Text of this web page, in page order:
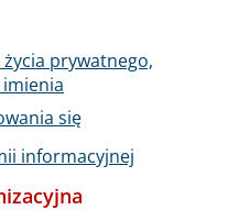
prywatnego,
się
informacyjnej